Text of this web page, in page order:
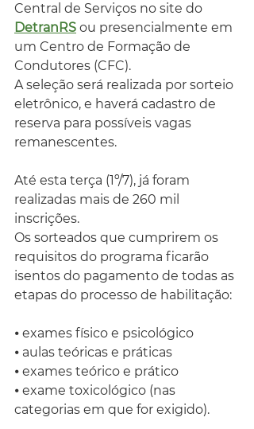
Central de Serviços no site do
DetranRS ou presencialmente em
um Centro de Formação de
Condutores (CFC).
A seleção será realizada por sorteio
eletrônico, e haverá cadastro de
reserva para possíveis vagas
remanescentes.
Até esta terça (1º/7), já foram
realizadas mais de 260 mil
inscrições.
Os sorteados que cumprirem os
requisitos do programa ficarão
isentos do pagamento de todas as
etapas do processo de habilitação:
⦁ exames físico e psicológico
⦁ aulas teóricas e práticas
⦁ exames teórico e prático
⦁ exame toxicológico (nas
categorias em que for exigido).